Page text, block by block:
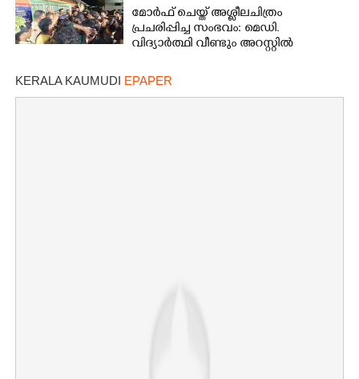
മോർഫ് ചെയ്ത് അശ്ലീലചിത്രം
പ്രചരിപ്പിച്ച സംഭവം: മെഡി.
വിദ്യാർത്ഥി വീണ്ടും അറസ്റ്റിൽ
KERALA KAUMUDI EPAPER